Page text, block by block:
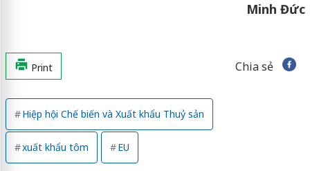
Minh Đức
Print Chia sẻ
Hiệp hội Chế biến và Xuất khẩu Thuỷ sản
xuất khẩu tôm EU